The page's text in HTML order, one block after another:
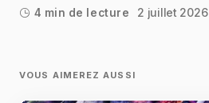
4 min de lecture 2 juillet 2026
VOUS AIMEREZ AUSSI